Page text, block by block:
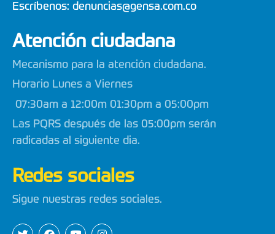
Escríbenos: denuncias@gensa.com.co
Atención ciudadana
Mecanismo para la atención ciudadana.
Horario Lunes a Viernes
07:30am a 12:00m 01:30pm a 05:00pm
Las PQRS después de las 05:00pm serán
radicadas al siguiente dia.
Redes sociales
Sigue nuestras redes sociales.
T
F
Y
I